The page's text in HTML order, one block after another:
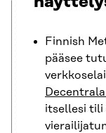
Finnish
pääsee
itsellesi tili